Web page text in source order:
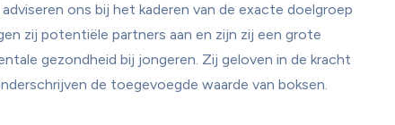
ons bij het kaderen van de exacte doelgroep
zij potentiële partners aan en zijn zij een grote
gezondheid bij jongeren. Zij geloven in de kracht
de toegevoegde waarde van boksen.